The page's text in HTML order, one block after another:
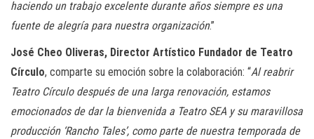
haciendo un trabajo excelente durante años siempre es una
fuente de alegría para nuestra organización.”
José Cheo Oliveras, Director Artístico Fundador de Teatro
Círculo, comparte su emoción sobre la colaboración: “Al reabrir
Teatro Círculo después de una larga renovación, estamos
emocionados de dar la bienvenida a Teatro SEA y su maravillosa
producción ‘Rancho Tales’, como parte de nuestra temporada de